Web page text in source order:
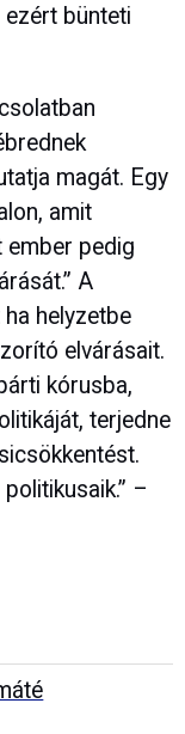
bünteti
magát. Egy
amit
ember pedig
A
helyzetbe
elvárásait.
kórusba,
terjedne
–